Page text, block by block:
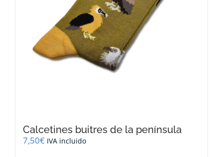
Calcetines buitres de la península
7,50€ IVA incluido